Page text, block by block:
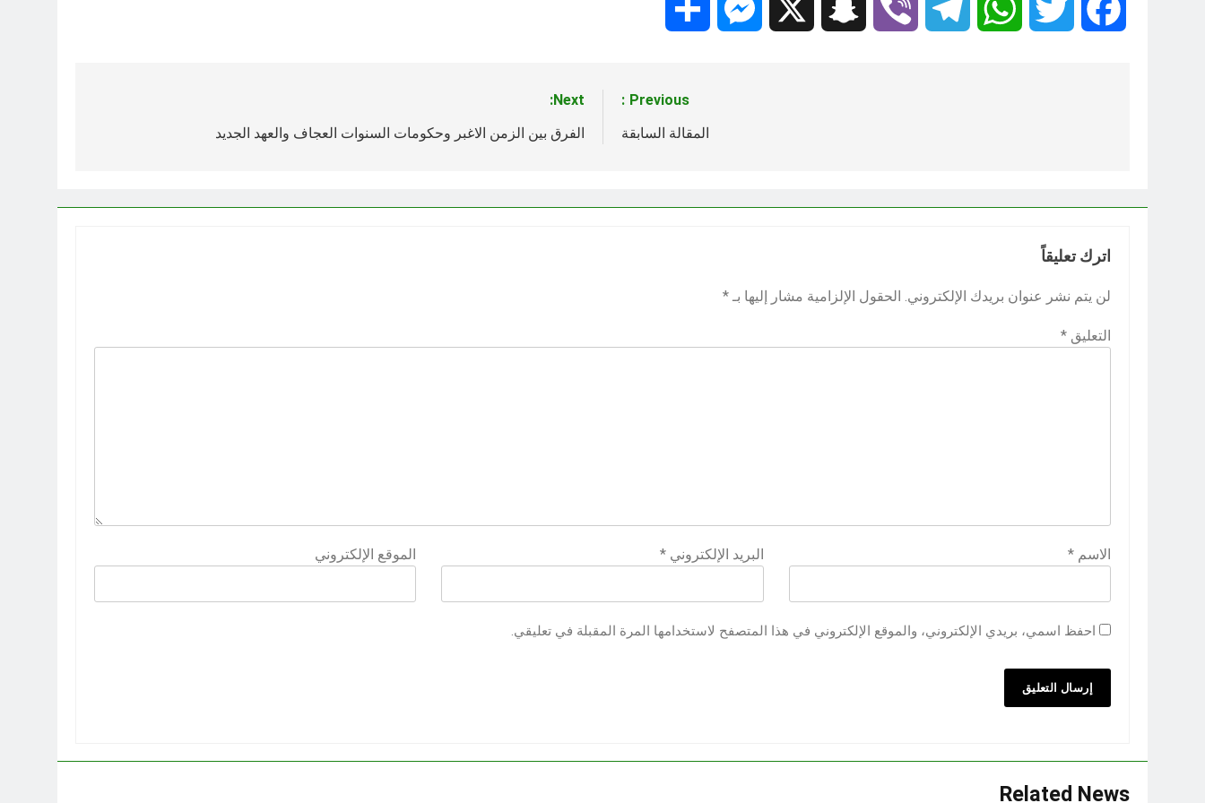
Facebook
Twitter
WhatsApp
Telegram
Viber
Snapchat
Messenger
Previous:
المقالة السابقة
Next:
الفرق بين الزمن الاغبر وحكومات السنوات العجاف والعهد الجديد
اترك تعليقاً
لن يتم نشر عنوان بريدك الإلكتروني. الحقول الإلزامية مشار إليها بـ *
التعليق *
الاسم * البريد الإلكتروني* الموقع الإلكتروني
احفظ اسمي، بريدي الإلكتروني، والموقع الإلكتروني في هذا المتصفح لاستخدامها المرة المقبلة في تعليقي.
Related News